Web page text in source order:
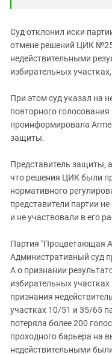
Суд отклонил иски
отмене решений ЦИК
недействительными
избирательных
При этом суд указал на
повторного голосования
проинформировала
защиты.
Представитель защиты,
что решения ЦИК были
нормативного
представители партии
и не участвовали в его
Партия "Процветающая
Административный суд
А о признании
избирательных
признания
участках 10/51 и 35/65
потеряла более 200
проходного барьера на
недействительными